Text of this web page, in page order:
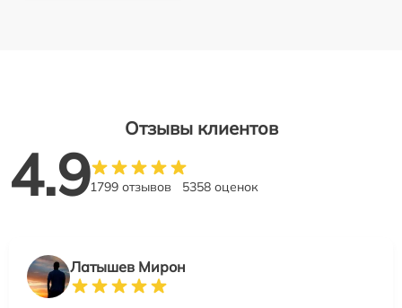
Отзывы клиентов
4.91799 отзывов 5358 оценок
Латышев Мирон